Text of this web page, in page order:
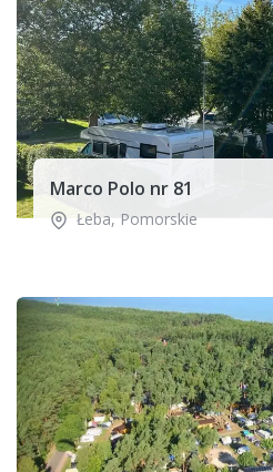
Marco Polo nr 81
Łeba, Pomorskie